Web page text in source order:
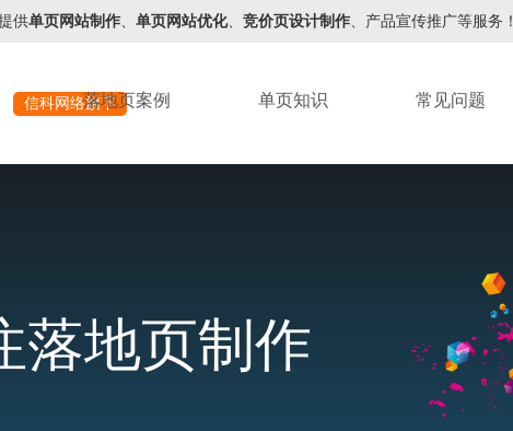
供单页网站制作、 单页网站优化、 竞价页设计制作、产品宣传推广等服务！
信科网络旗下落地页案例 单页知识 常见问题
落地页制作